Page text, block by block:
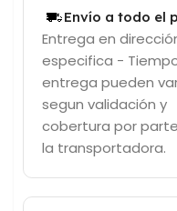
Envío a todo el
Entrega en
especifica -
entrega pueden
segun validación y
cobertura por
la transportadora.